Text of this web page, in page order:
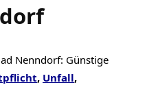
Nenndorf: Günstige
, Unfall,